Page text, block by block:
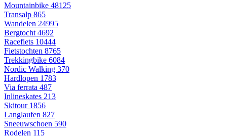
Mountainbike 48125
Transalp 865
Wandelen 24995
Bergtocht 4692
Racefiets 10444
Fietstochten 8765
Trekkingbike 6084
Nordic Walking 370
Hardlopen 1783
Via ferrata 487
Inlineskates 213
Skitour 1856
Langlaufen 827
Sneeuwschoen 590
Rodelen 115